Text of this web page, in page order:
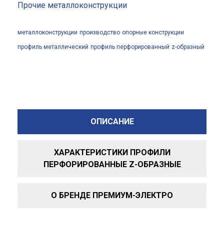
Прочие металлоконструкции
металлоконструкции производство опорные конструкции
профиль металлический профиль перфорированный z-образный
ОПИСАНИЕ
ХАРАКТЕРИСТИКИ ПРОФИЛИ
ПЕРФОРИРОВАННЫЕ Z-ОБРАЗНЫЕ
О БРЕНДЕ ПРЕМИУМ-ЭЛЕКТРО